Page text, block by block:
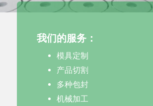
我们的服务：
模具定制
产品切割
多种包封
机械加工